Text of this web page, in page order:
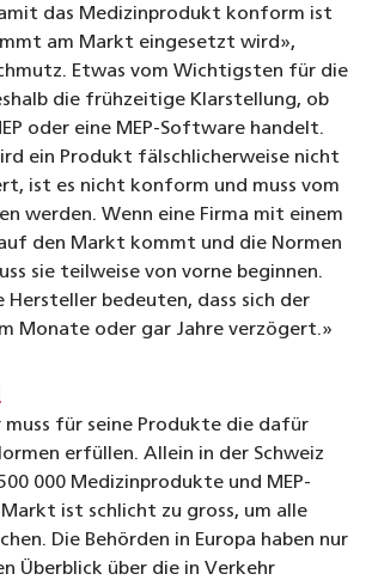
das Medizinprodukt konform ist
am Markt eingesetzt wird»,
Etwas vom Wichtigsten für die
die frühzeitige Klarstellung, ob
oder eine MEP-Software handelt.
ein Produkt fälschlicherweise nicht
ist es nicht konform und muss vom
werden. Wenn eine Firma mit einem
den Markt kommt und die Normen
sie teilweise von vorne beginnen.
Hersteller bedeuten, dass sich der
Monate oder gar Jahre verzögert.»
muss für seine Produkte die dafür
erfüllen. Allein in der Schweiz
000 Medizinprodukte und MEP-
ist schlicht zu gross, um alle
Die Behörden in Europa haben nur
Überblick über die in Verkehr